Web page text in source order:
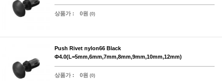
상품가 : 0원 (0)
Push Rivet nylon66 Black
Φ4.0(L=5mm,6mm,7mm,8mm,9mm,10mm,12mm)
상품가 : 0원 (0)